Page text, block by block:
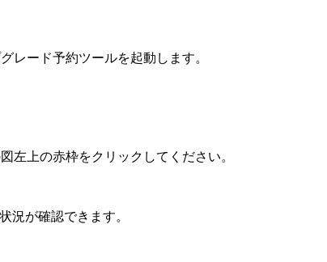
レード予約ツールを起動します。
左上の赤枠をクリックしてください。
況が確認できます。